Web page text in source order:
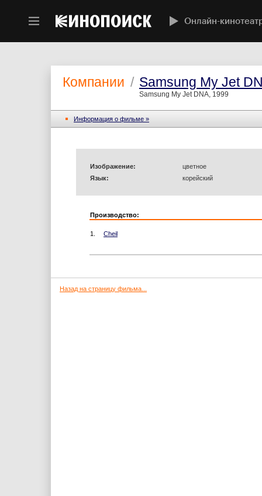
Онлайн-
Компании / Samsung My Jet
Samsung My Jet DNA, 1999
Информация o фильме »
Изображение:
цветное
Язык:
корейский
Производство:
1. Cheil
Назад на страницу фильма...